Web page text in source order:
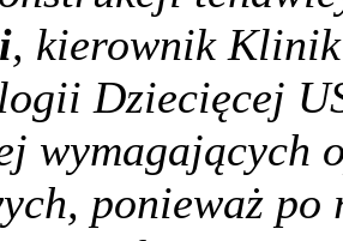
, kierownik
Dziecięcej
ponieważ